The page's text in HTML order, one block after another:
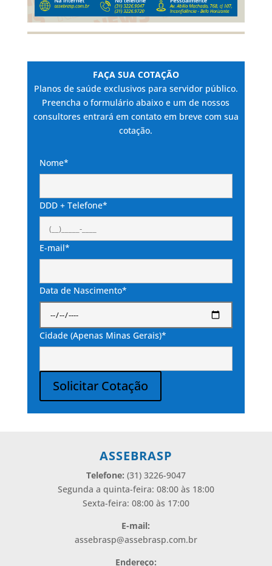
FAÇA SUA COTAÇÃO
Planos de saúde exclusivos para servidor público.
Preencha o formulário abaixo e um de nossos
consultores entrará em contato em breve com sua
cotação.
Nome*
DDD + Telefone*
E-mail*
Data de Nascimento*
Cidade (Apenas Minas Gerais)*
Solicitar Cotação
ASSEBRASP
Telefone: (31) 3226-9047
Segunda a quinta-feira: 08:00 às 18:00
Sexta-feira: 08:00 às 17:00
E-mail:
assebrasp@assebrasp.com.br
Endereço: